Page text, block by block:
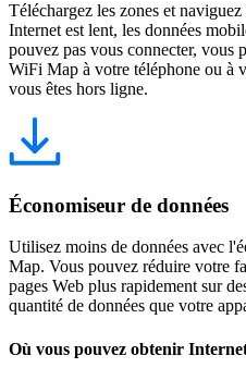
Téléchargez les zones et
Internet est lent, les données
pouvez pas vous connecter, vous
WiFi Map à votre téléphone ou à
vous êtes hors ligne.
Économiseur de données
Utilisez moins de données avec
Map. Vous pouvez réduire votre
pages Web plus rapidement sur
quantité de données que votre
Où vous pouvez obtenir